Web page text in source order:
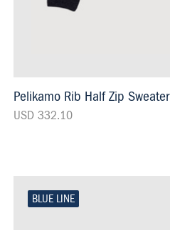
Pelikamo Rib Half Zip Sweater
USD 332.10
BLUE LINE